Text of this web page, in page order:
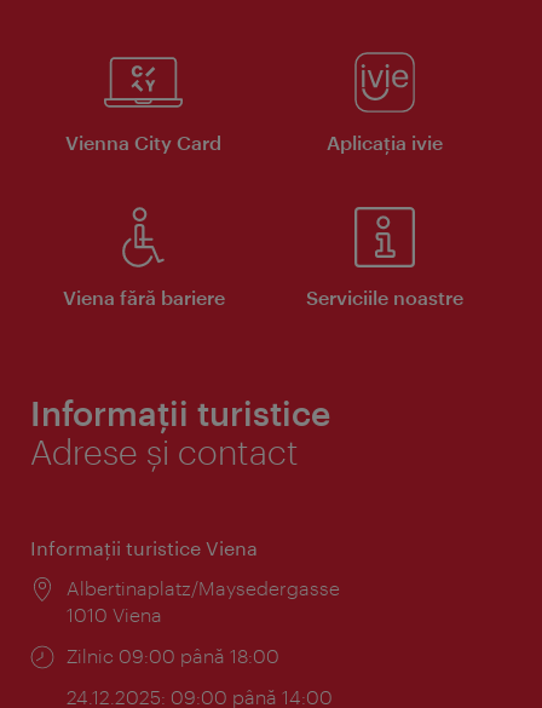
Vienna City Card Aplicaţia ivie
Viena fără bariere Serviciile noastre
Informații turistice
Adrese și contact
Informaţii turistice Viena
Locul:
Albertinaplatz/Maysedergasse
1010 Viena
Program:
Zilnic 09:00 până 18:00
24.12.2025: 09:00 până 14:00